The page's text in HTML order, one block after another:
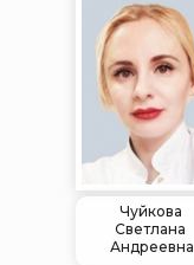
Чуйкова
Светлана
Андреевна